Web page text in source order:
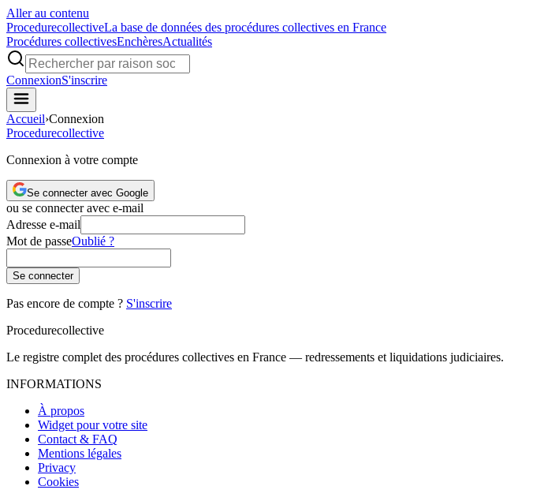
Aller au contenu
ProcedurecollectiveLa base de données des procédures collectives en France
Procédures collectivesEnchèresActualités
ConnexionS'inscrire
Accueil›Connexion
Procedurecollective
Connexion à votre compte
Se connecter avec Google
ou se connecter avec e-mail
Adresse e-mail
Mot de passeOublié ?
Se connecter
Pas encore de compte ? S'inscrire
Procedurecollective
Le registre complet des procédures collectives en France — redressements et liquidations judiciaires.
INFORMATIONS
À propos
Widget pour votre site
Contact & FAQ
Mentions légales
Privacy
Cookies